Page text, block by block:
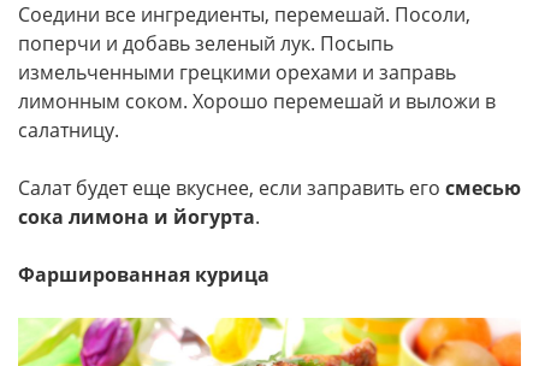
Соедини все ингредиенты, перемешай. Посоли,
поперчи и добавь зеленый лук. Посыпь
измельченными грецкими орехами и заправь
лимонным соком. Хорошо перемешай и выложи в
салатницу.
Салат будет еще вкуснее, если заправить его смесью
сока лимона и йогурта.
Фаршированная курица